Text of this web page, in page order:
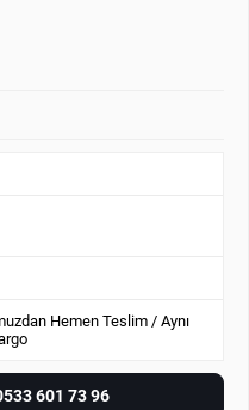
Hemen Teslim / Aynı
601 73 96